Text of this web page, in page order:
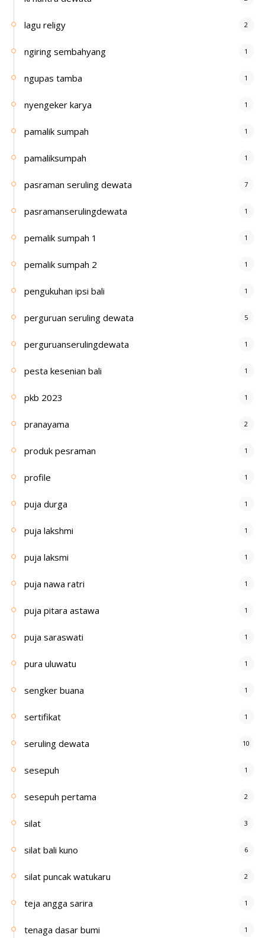
lagu religy 2
ngiring sembahyang 1
ngupas tamba 1
nyengeker karya 1
pamalik sumpah 1
pamaliksumpah 1
pasraman seruling dewata 7
pasramanserulingdewata 1
pemalik sumpah 1 1
pemalik sumpah 2 1
pengukuhan ipsi bali 1
perguruan seruling dewata 5
perguruanserulingdewata 1
pesta kesenian bali 1
pkb 2023 1
pranayama 2
produk pesraman 1
profile 1
puja durga 1
puja lakshmi 1
puja laksmi 1
puja nawa ratri 1
puja pitara astawa 1
puja saraswati 1
pura uluwatu 1
sengker buana 1
sertifikat 1
seruling dewata 10
sesepuh 1
sesepuh pertama 2
silat 3
silat bali kuno 6
silat puncak watukaru 2
teja angga sarira 1
tenaga dasar bumi 1